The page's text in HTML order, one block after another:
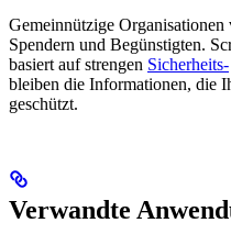
Gemeinnützige
Spendern und Begünstigten.
basiert auf strengen Sicherheits-
bleiben die Informationen, die
geschützt.
Verwandte